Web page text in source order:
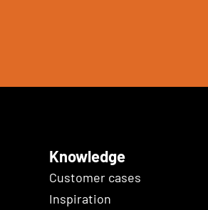
Knowledge
Customer cases
Inspiration